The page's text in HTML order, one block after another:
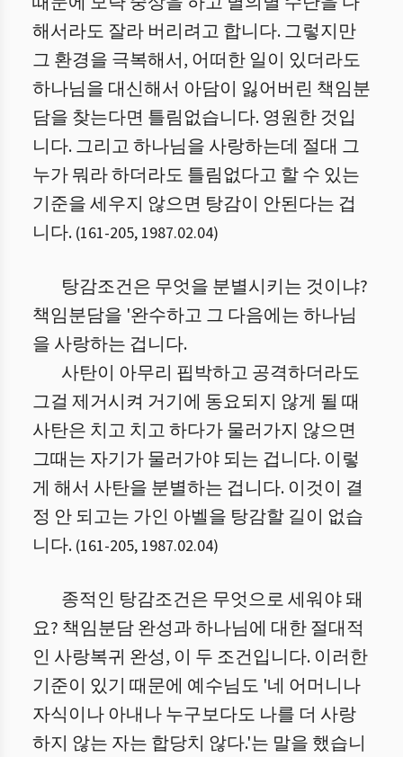
해서라도 잘라 버리려고 합니다. 그렇지만
그 환경을 극복해서, 어떠한 일이 있더라도
하나님을 대신해서 아담이 잃어버린 책임분
담을 찾는다면 틀림없습니다. 영원한 것입
니다. 그리고 하나님을 사랑하는데 절대 그
누가 뭐라 하더라도 틀림없다고 할 수 있는
기준을 세우지 않으면 탕감이 안된다는 겁
니다. (161-205, 1987.02.04)
탕감조건은 무엇을 분별시키는 것이냐?
책임분담을 '완수하고 그 다음에는 하나님
을 사랑하는 겁니다.
사탄이 아무리 핍박하고 공격하더라도
그걸 제거시켜 거기에 동요되지 않게 될 때
사탄은 치고 치고 하다가 물러가지 않으면
그때는 자기가 물러가야 되는 겁니다. 이렇
게 해서 사탄을 분별하는 겁니다. 이것이 결
정 안 되고는 가인 아벨을 탕감할 길이 없습
니다. (161-205, 1987.02.04)
종적인 탕감조건은 무엇으로 세워야 돼
요? 책임분담 완성과 하나님에 대한 절대적
인 사랑복귀 완성, 이 두 조건입니다. 이러한
기준이 있기 때문에 예수님도 '네 어머니나
자식이나 아내나 누구보다도 나를 더 사랑
하지 않는 자는 합당치 않다.'는 말을 했습니